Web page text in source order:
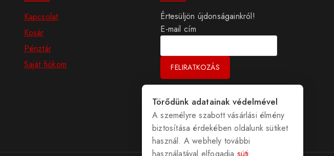
Kapcsolat
Kosár
Pénztár
Saját fiókom
Értesüljön újdonságainkról!
E-mail cím
Törődünk adatainak védelmével
A személyre szabott vásárlási élmény
biztosítása érdekében oldalunk sütiket
használ. A webhely további